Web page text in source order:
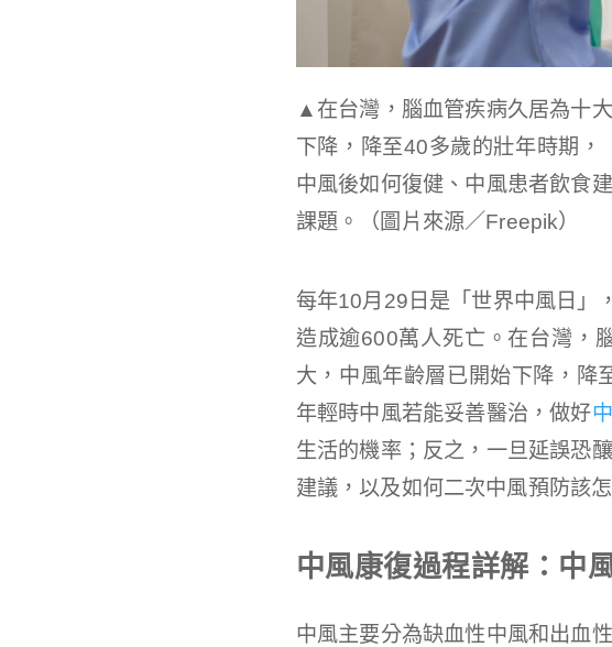
▲ 在台灣，腦血管疾病久居為十
下降，降至40多歲的壯年時期，
中風後如何復健、中風患者飲食
課題。（圖片來源／Freepik）
每年10月29日是「世界中風日」
造成逾600萬人死亡。在台灣，
大，中風年齡層已開始下降，降
年輕時中風若能妥善醫治，做好
生活的機率；反之，一旦延誤恐
建議，以及如何二次中風預防該
中風康復過程詳解：中
中風主要分為缺血性中風和出血